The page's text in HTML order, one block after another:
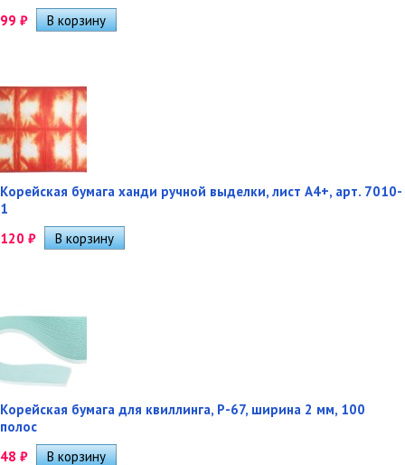
99 ₽
Корейская бумага ханди ручной выделки, лист А4+, арт. 7010-
1
120 ₽
Корейская бумага для квиллинга, P-67, ширина 2 мм, 100
полос
48 ₽